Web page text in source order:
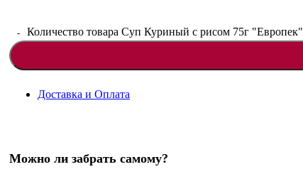
Количество товара Суп Куриный с рисом 75г "Европек"
Доставка и Оплата
Можно ли забрать самому?